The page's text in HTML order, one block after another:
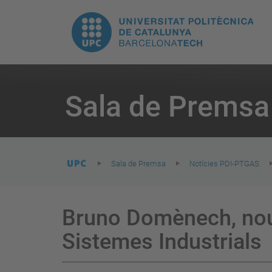
UPC.
Universitat
Politècnica
de
Catalunya
Sala de Premsa
are
here:
Sala de Premsa Notícies PDI-PTGAS
Bruno Domènech,
Sistemes Industrials